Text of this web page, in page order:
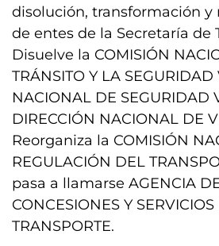
disolución, transformación y
de entes de la Secretaría de
Disuelve la COMISIÓN
TRÁNSITO Y LA
NACIONAL DE SEGURIDAD
DIRECCIÓN NACIONAL DE
Reorganiza la COMISIÓN
REGULACIÓN DEL
pasa a llamarse AGENCIA
CONCESIONES Y
TRANSPORTE.